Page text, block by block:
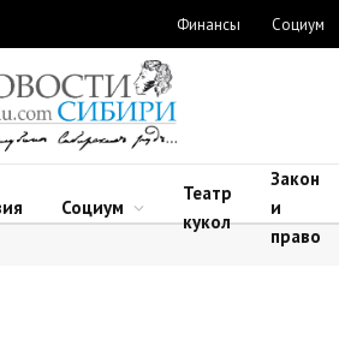
Финансы Социум
Социум
Театр
кукол
Закон
и
право